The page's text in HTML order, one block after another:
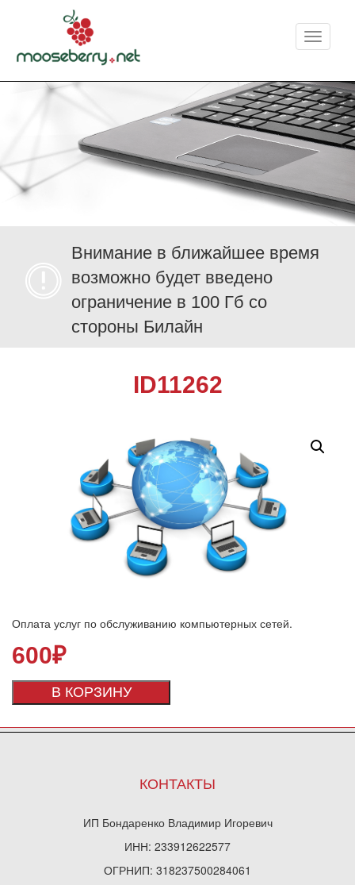
Меню
Внимание в ближайшее время
возможно будет введено
ограничение в 100 Гб со
стороны Билайн
ID11262
Оплата услуг по обслуживанию компьютерных сетей.
600₽
В КОРЗИНУ
КОНТАКТЫ
ИП Бондаренко Владимир Игоревич
ИНН: 233912622577
ОГРНИП: 318237500284061